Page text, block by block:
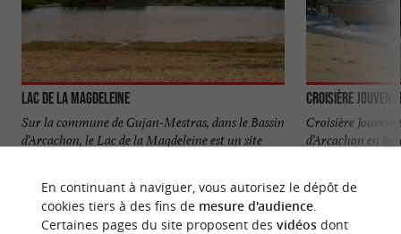
Lac de la Magdeleine
Sur la commune de Gujan-Mestras, dans le Bassin
d’Arcachon, le Lac de la Magdeleine est un site
3,0 km - Gujan-Mestras
Croisière
Croisière
d’Arcachon en
3,0 km -
En continuant à naviguer, vous autorisez le dépôt de
cookies tiers à des fins de mesure d'audience.
Certaines pages du site proposent des vidéosdont